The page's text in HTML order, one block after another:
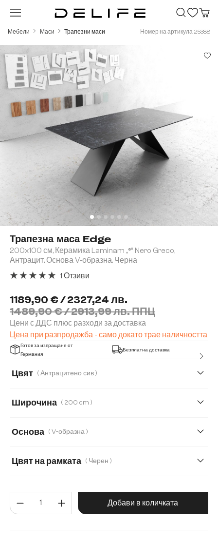
Преминете към основното съдържание
Мебели Маси Трапезни маси Номер на артикула 25388
Трапезна маса Edge
200x100 см, Керамика Laminam „®“ Nero Greco,
Антрацит, Основа V-образна, Черна
1189,90 € / 2327,24 лв.
1489,90 € / 2913,99 лв. ППЦ
Цени с ДДС плюс разходи за доставка
Цена при разпродажба - само докато трае наличността
1 Отзиви
Готов за изпращане от
Германия
Безплатна доставка
Цвят ( Антрацитено сив )
Широчина ( 200 cm )
Основа ( V-образна )
Цвят на рамката ( Черен )
Количество на продукта:
Добави в количката
Пропуснете галерия с изображения